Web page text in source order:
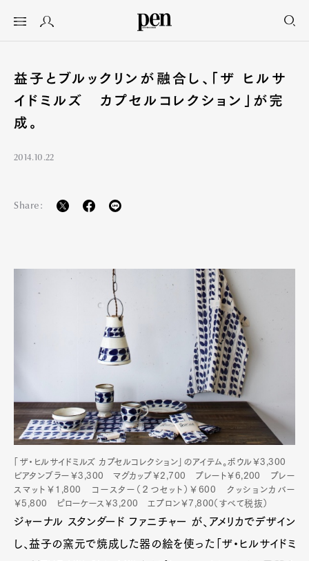
益子とブルックリンが融合し、「ザ ヒルサ
イドミルズ カプセルコレクション」が完
成。
2014.10.22
Share:
「ザ・ヒルサイドミルズ カプセルコレクション」のアイテム。ボウル￥3,300
ビアタンブラー￥3,300 マグカップ￥2,700 プレート￥6,200 プレー
スマット￥1,800 コースター（２つセット）￥600 クッションカバー
￥5,800 ピローケース￥3,200 エプロン￥7,800（すべて税抜）
ジャーナル スタンダード ファニチャー が、アメリカでデザイン
し、益子の窯元で焼成した器の絵を使った「ザ・ヒルサイドミ